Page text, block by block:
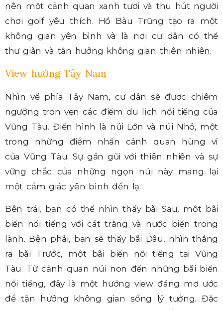
nên một cảnh quan xanh tươi và thu hút người
chơi golf yêu thích. Hồ Bàu Trũng tạo ra một
không gian yên bình và là nơi cư dân có thể
thư giãn và tận hưởng không gian thiên nhiên.
View hướng Tây Nam
Nhìn về phía Tây Nam, cư dân sẽ được chiêm
ngưỡng trọn vẹn các điểm du lịch nổi tiếng của
Vũng Tàu. Điển hình là núi Lớn và núi Nhỏ, một
trong những điểm nhấn cảnh quan hùng vĩ
của Vũng Tàu. Sự gần gũi với thiên nhiên và sự
vững chắc của những ngọn núi này mang lại
một cảm giác yên bình đến lạ.
Bên trái, bạn có thể nhìn thấy bãi Sau, một bãi
biển nổi tiếng với cát trắng và nước biển trong
lành. Bên phải, bạn sẽ thấy bãi Dâu, nhìn thẳng
ra bãi Trước, một bãi biển nổi tiếng tại Vũng
Tàu. Từ cảnh quan núi non đến những bãi biển
nổi tiếng, đây là một hướng view đáng mơ ước
để tận hưởng không gian sống lý tưởng. Đặc